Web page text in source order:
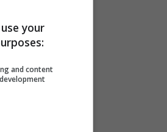
your
and content